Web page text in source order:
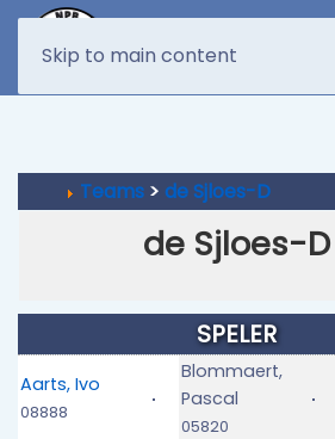
Skip to main content
Teams > de Sjloes-D
de Sjloes-D
SPELER
Aarts, Ivo
08888
Blommaert,
Pascal
05820